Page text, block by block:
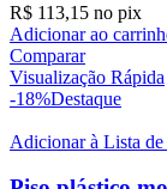
R$ 113,15 no pix
Adicionar ao
Comparar
Visualização Rápida
-18%Destaque
Adicionar à Lista de